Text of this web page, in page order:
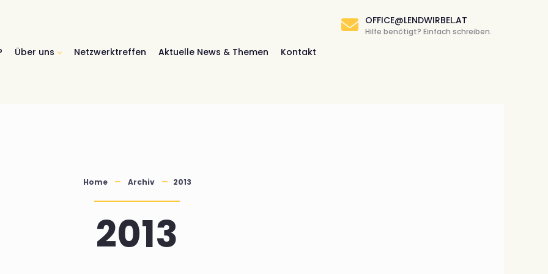
Über uns Netzwerktreffen Aktuelle News & Themen Kontakt
OFFICE@LENDWIRBEL.AT
Hilfe benötigt? Einfach schreiben.
Home Archiv 2013
2013